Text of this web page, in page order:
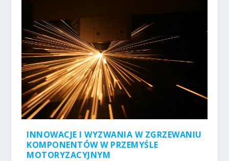
INNOWACJE I WYZWANIA W ZGRZEWANIU
KOMPONENTÓW W PRZEMYŚLE
MOTORYZACYJNYM